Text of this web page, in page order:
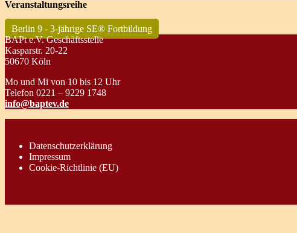
Veranstaltungsreihe
Berlin 9 - 3-jährige SE® Fortbildung
BAPt e.V. Geschäftsstelle
Kasparstr. 20-22
50670 Köln
Mo und Mi von 10 bis 12 Uhr
Telefon 0221 – 9229 1748
info@baptev.de
Datenschutzerklärung
Impressum
Cookie-Richtlinie (EU)